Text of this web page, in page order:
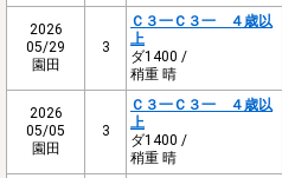
2026
05/29
園田
3
Ｃ３一Ｃ３一 ４歳以
上
ダ1400 /
稍重 晴
2026
05/05
園田
3
Ｃ３一Ｃ３一 ４歳以
上
ダ1400 /
稍重 晴